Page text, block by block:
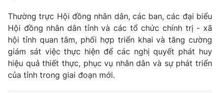
Thường trực Hội đồng nhân dân, các ban, các đại biểu
Hội đồng nhân dân tỉnh và các tổ chức chính trị - xã
hội tỉnh quan tâm, phối hợp triển khai và tăng cường
giám sát việc thực hiện để các nghị quyết phát huy
hiệu quả thiết thực, phục vụ nhân dân và sự phát triển
của tỉnh trong giai đoạn mới.